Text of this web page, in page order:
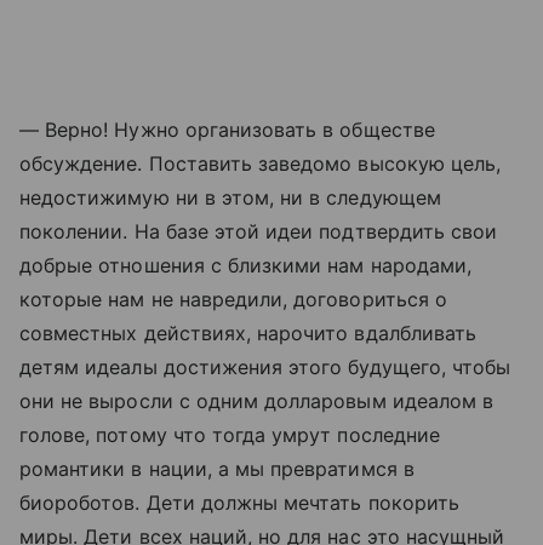
— Верно! Нужно организовать в обществе
обсуждение. Поставить заведомо высокую цель,
недостижимую ни в этом, ни в следующем
поколении. На базе этой идеи подтвердить свои
добрые отношения с близкими нам народами,
которые нам не навредили, договориться о
совместных действиях, нарочито вдалбливать
детям идеалы достижения этого будущего, чтобы
они не выросли с одним долларовым идеалом в
голове, потому что тогда умрут последние
романтики в нации, а мы превратимся в
биороботов. Дети должны мечтать покорить
миры. Дети всех наций, но для нас это насущный